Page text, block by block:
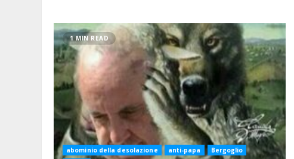
1 MIN READ
abominio della desolazione anti-papa
Bergoglio